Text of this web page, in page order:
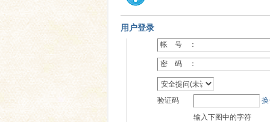
用户登录
帐 号 ：
密 码 ：
验证码
输入下图中的字符